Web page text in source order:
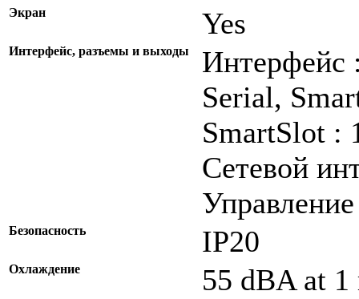
Экран Yes
Интерфейс, разъемы и выходы
Интерфейс
Serial,
SmartSlot :
Сетевой
Безопасность IP20
Охлаждение 55 dBA at